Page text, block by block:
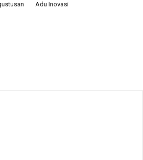
Adu Inovasi